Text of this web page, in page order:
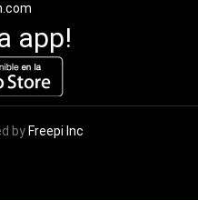
app!
by Freepi Inc